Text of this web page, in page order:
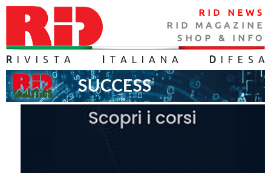
RID NEWS
RID MAGAZINE
SHOP & INFO
R IVISTA TALIANA D IFES A